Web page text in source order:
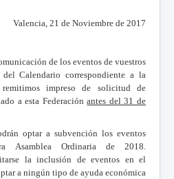
Valencia, 21 de Noviembre de 2017
de los eventos de vuestros
Calendario correspondiente a la
impreso de solicitud de
a esta Federaciónantes del 31 de
optar a subvención los eventos
Asamblea Ordinaria de 2018.
la inclusión de eventos en el
a ningún tipo de ayuda económica